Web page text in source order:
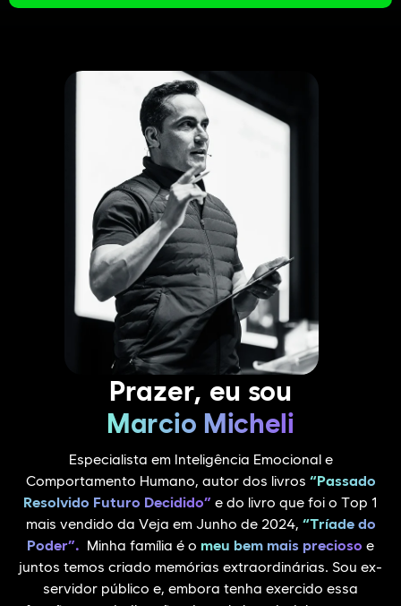
Prazer, eu sou
Marcio Micheli
Especialista em Inteligência Emocional e
Comportamento Humano, autor dos livros “Passado
Resolvido Futuro Decidido” e do livro que foi o Top 1
mais vendido da Veja em Junho de 2024, “Tríade do
Poder”. Minha família é o meu bem mais precioso e
juntos temos criado memórias extraordinárias. Sou ex-
servidor público e, embora tenha exercido essa